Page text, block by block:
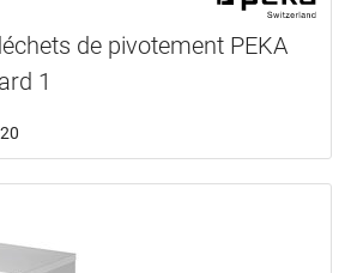
de pivotement PEKA
1